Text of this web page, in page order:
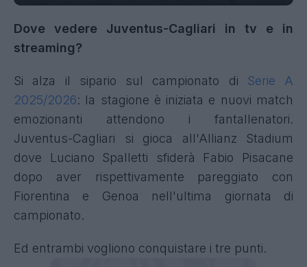
Dove vedere Juventus-Cagliari in tv e in
streaming?
Si alza il sipario sul campionato di Serie A
2025/2026: la stagione è iniziata e nuovi match
emozionanti attendono i fantallenatori.
Juventus-Cagliari si gioca all'Allianz Stadium
dove Luciano Spalletti sfiderà Fabio Pisacane
dopo aver rispettivamente pareggiato con
Fiorentina e Genoa nell'ultima giornata di
campionato.
Ed entrambi vogliono conquistare i tre punti.